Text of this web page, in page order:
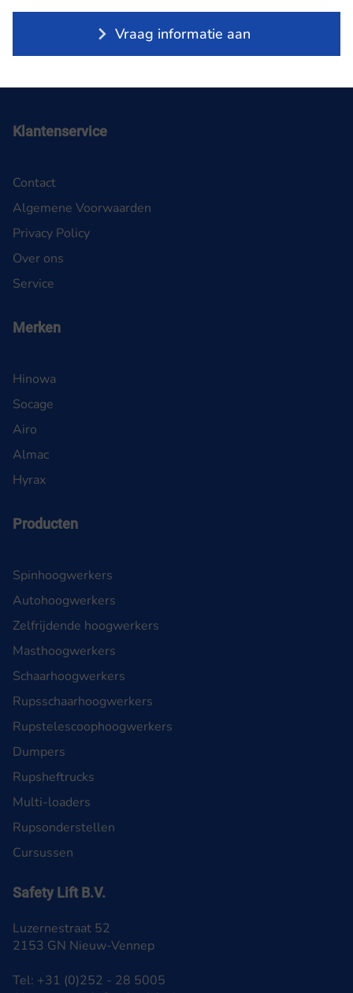
Vraag informatie aan
Safety Lift B.V.
Luzernestraat 52
2153 GN Nieuw-Vennep
Tel: +31 (0)252 - 28 5005
Klantenservice
Contact
Algemene Voorwaarden
Privacy Policy
Over ons
Service
Merken
Hinowa
Socage
Airo
Almac
Hyrax
Producten
Spinhoogwerkers
Autohoogwerkers
Zelfrijdende hoogwerkers
Masthoogwerkers
Schaarhoogwerkers
Rupsschaarhoogwerkers
Rupstelescoophoogwerkers
Dumpers
Rupsheftrucks
Multi-loaders
Rupsonderstellen
Cursussen